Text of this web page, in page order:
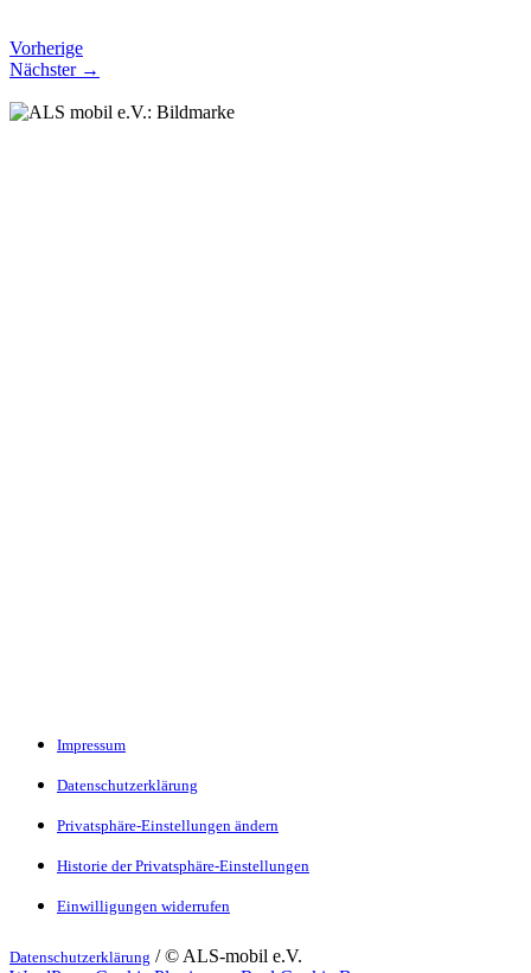
Vorherige
Nächster →
Impressum
Datenschutzerklärung
Privatsphäre-Einstellungen ändern
Historie der Privatsphäre-Einstellungen
Einwilligungen widerrufen
Datenschutzerklärung / © ALS-mobil e.V.